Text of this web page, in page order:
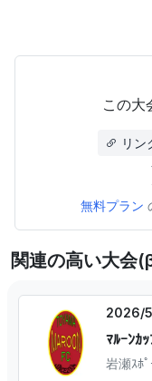
この大
リン
無料プラン
関連の高い大会
2026/
ﾏﾙｰﾝｶ
岩瀬ｽﾎ